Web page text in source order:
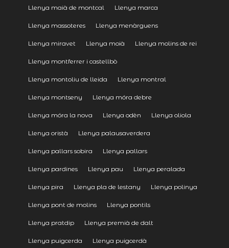
Llenya maià de montcal Llenya marca
Llenya massoteres Llenya menàrguens
Llenya miravet Llenya moià Llenya molins de rei
Llenya montferrer i castellbò
Llenya montoliu de lleida Llenya montral
Llenya montseny Llenya móra debre
Llenya móra la nova Llenya odèn Llenya oliola
Llenya oristà Llenya palausaverdera
Llenya pallars sobira Llenya pallars
Llenya pardines Llenya pau Llenya peralada
Llenya pira Llenya pla de lestany Llenya polinya
Llenya pont de molins Llenya pontils
Llenya pratdip Llenya premià de dalt
Llenya puigcerda Llenya puigcerdà